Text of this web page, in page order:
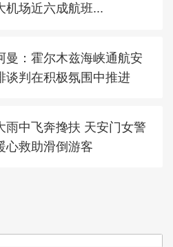
机场近六成航班...
曼：霍尔木兹海峡通航安
谈判在积极氛围中推进
雨中飞奔搀扶 天安门女警
心救助滑倒游客
旅乐